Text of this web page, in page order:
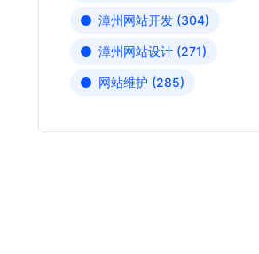
漳州网站开发 (304)
漳州网站设计 (271)
网站维护 (285)